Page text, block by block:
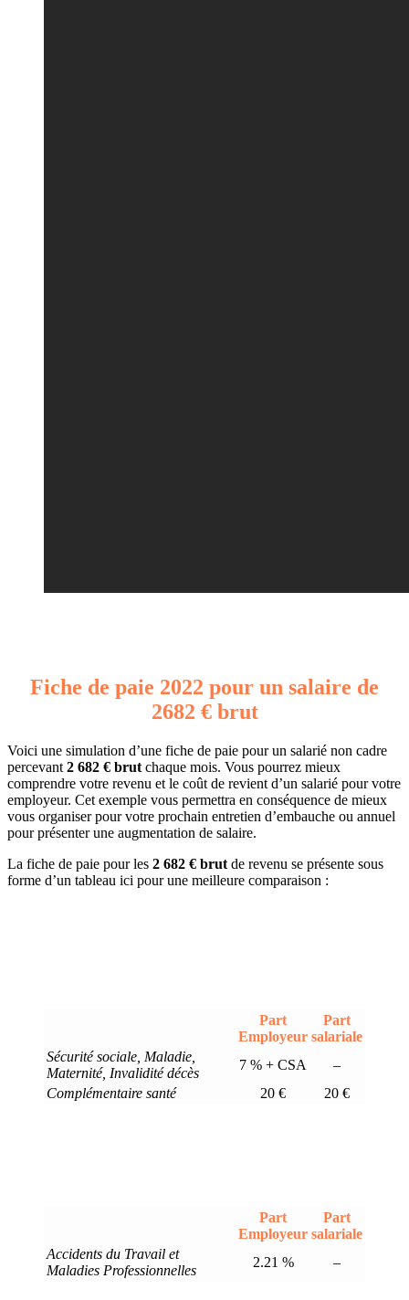
Fiche de paie 2022 pour un salaire de
2682 € brut
Voici une simulation d’une fiche de paie pour un salarié non cadre
percevant 2 682 € brut chaque mois. Vous pourrez mieux
comprendre votre revenu et le coût de revient d’un salarié pour votre
employeur. Cet exemple vous permettra en conséquence de mieux
vous organiser pour votre prochain entretien d’embauche ou annuel
pour présenter une augmentation de salaire.
La fiche de paie pour les 2 682 € brut de revenu se présente sous
forme d’un tableau ici pour une meilleure comparaison :
Part
Employeur
Part
salariale
Sécurité sociale, Maladie,
Maternité, Invalidité décès
7 % + CSA
–
Complémentaire santé
20 € 20 €
Part
Employeur
Part
salariale
Accidents du Travail et
Maladies Professionnelles
2.21 % –